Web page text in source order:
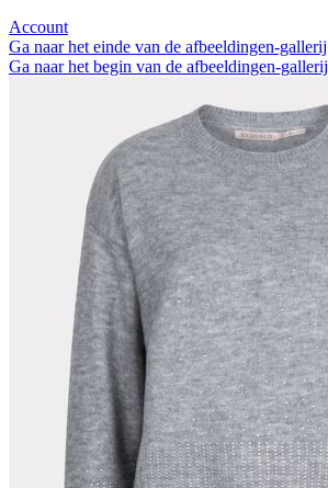
Account
Ga naar het einde van de afbeeldingen-gallerij
Ga naar het begin van de afbeeldingen-gallerij